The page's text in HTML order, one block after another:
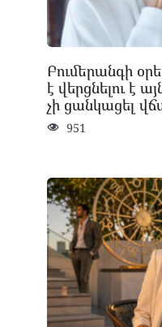
Բումերանգի
է վերցնելու է
չի ցանկացել
951